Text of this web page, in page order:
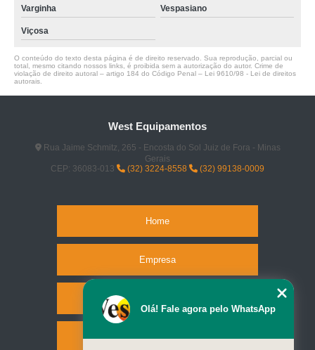
Varginha Vespasiano
Viçosa
O conteúdo do texto desta página é de direito reservado. Sua reprodução, parcial ou
total, mesmo citando nossos links, é proibida sem a autorização do autor. Crime de
violação de direito autoral – artigo 184 do Código Penal – Lei 9610/98 - Lei de direitos
autorais
West Equipamentos
Rua Jaime Schmitz, 265 - Encosta do Sol Juiz de Fora - Minas
Gerais
CEP: 36083-013
(32) 3224-8558 (32) 99138-0009
Home
Empresa
Serviços
Olá! Fale agora pelo WhatsApp